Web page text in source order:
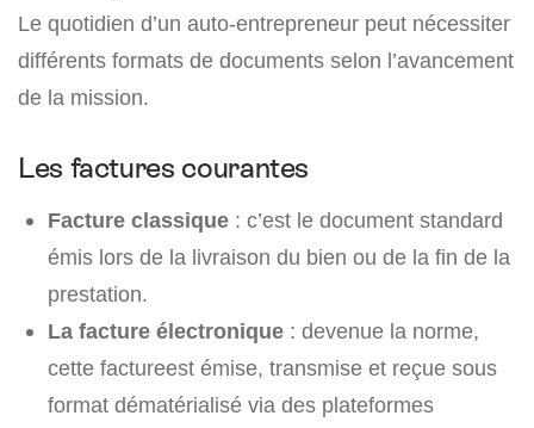
Le quotidien d’un auto-entrepreneur peut nécessiter
différents formats de documents selon l’avancement
de la mission.
Les factures courantes
Facture classique : c’est le document standard
émis lors de la livraison du bien ou de la fin de la
prestation.
La facture électronique : devenue la norme,
cette factureest émise, transmise et reçue sous
format dématérialisé via des plateformes